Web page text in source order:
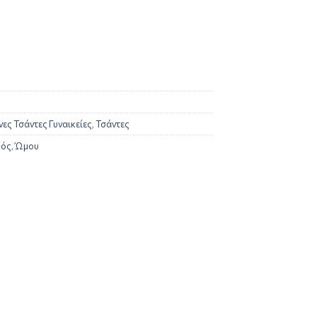
Τσάντες Γυναικείες,Τσάντες
,Ώμου